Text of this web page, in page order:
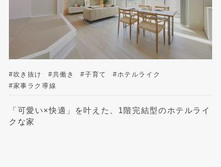
#吹き抜け #共働き #子育て
#ホテルライク
#家事ラク導線
「可愛い×快適」を叶えた、1階完結型のホテルライ
クな家